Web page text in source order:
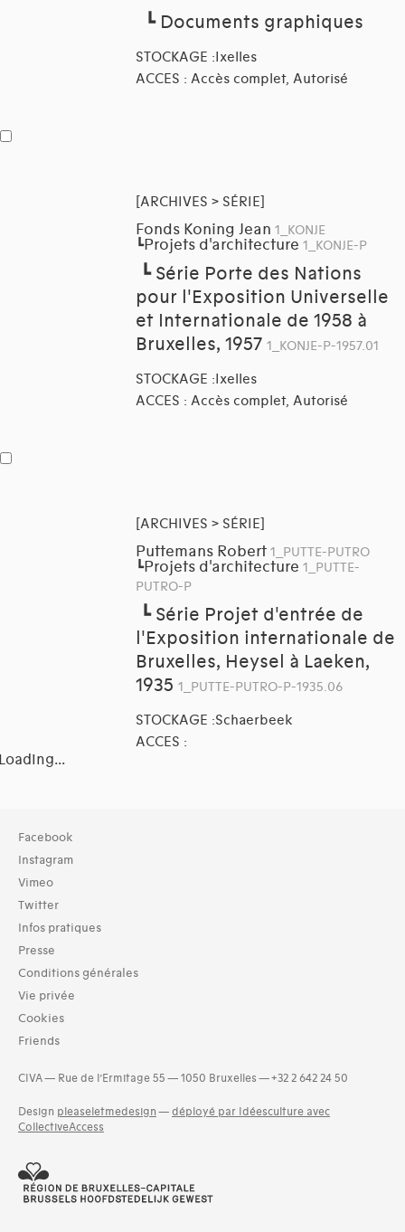
┗Documents graphiques
STOCKAGE :Ixelles
ACCES : Accès complet, Autorisé
[ARCHIVES > SÉRIE]
Fonds Koning Jean 1_KONJE
┗Projets d'architecture 1_KONJE-P
┗ Série Porte des Nations
pour l'Exposition Universelle
et Internationale de 1958 à
Bruxelles, 1957 1_KONJE-P-1957.01
STOCKAGE :Ixelles
ACCES : Accès complet, Autorisé
[ARCHIVES > SÉRIE]
Puttemans Robert 1_PUTTE-PUTRO
┗Projets d'architecture 1_PUTTE-
PUTRO-P
┗ Série Projet d'entrée de
l'Exposition internationale de
Bruxelles, Heysel à Laeken,
1935 1_PUTTE-PUTRO-P-1935.06
STOCKAGE :Schaerbeek
ACCES :
Collection
TOUT (16)
Archives (16)
Typologies documents
Séries (activités) (2)
01-architecture domestique (34)
02-architecture agricole (9)
03-architecture artisanale et industrielle (20)
04-architecture commerciale et de services (31)
06-architecture fiscale et financière (9)
07-architecture judiciaire, pénitentiaire, police (4)
and 11 more
Facebook
Instagram
Vimeo
Twitter
Infos pratiques
Presse
Conditions générales
Vie privée
Cookies
Friends
CIVA — Rue de l’Ermitage 55 — 1050 Bruxelles — +32 2 642 24 50
Design pleaseletmedesign — déployé par Idéesculture avec
CollectiveAccess